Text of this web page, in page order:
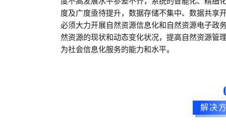
度及广度亟待提升，数据存储不集中、数据共享
必须大力开展自然资源信息化和自然资源电子政
然资源的现状和动态变化状况，提高自然资源管
为社会信息化服务的能力和水平。
解决